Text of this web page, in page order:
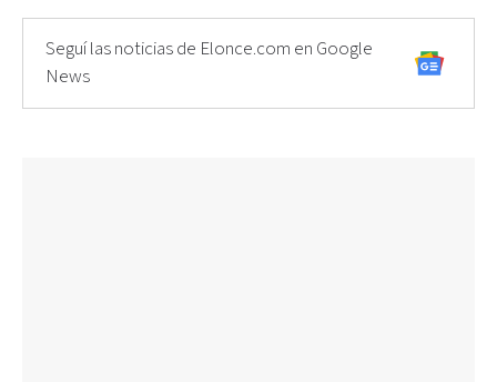
Seguí las noticias de Elonce.com en Google
News